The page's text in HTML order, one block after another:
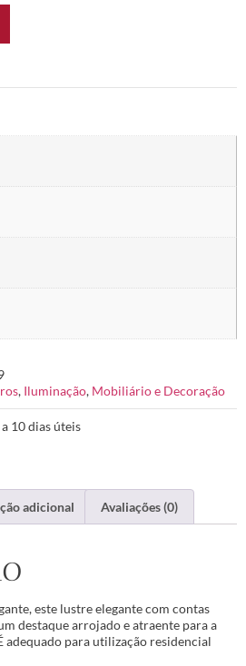
, Iluminação, Mobiliário e Decoração
10 dias úteis
adicional Avaliações (0)
este lustre elegante com contas
destaque arrojado e atraente para a
adequado para utilização residencial